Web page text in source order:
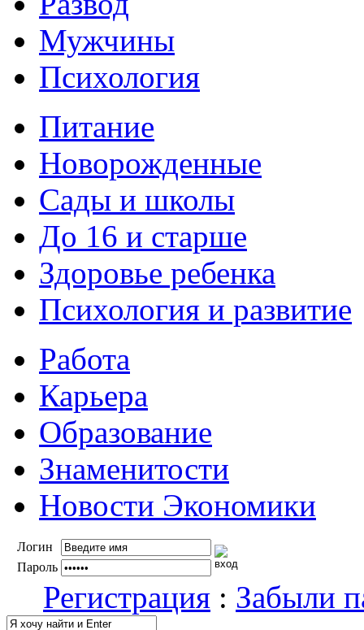
Мужчины
Психология
Питание
Новорожденные
Сады и школы
До 16 и старше
Здоровье ребенка
Психология и развитие
Работа
Карьера
Образование
Знаменитости
Новости Экономики
Логин
Пароль
Регистрация : Забыли